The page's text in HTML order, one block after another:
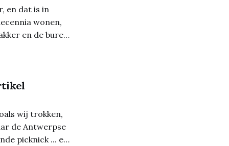
en dat is in
wonen,
en de buren
wij trokken,
de Antwerpse
picknick ... en